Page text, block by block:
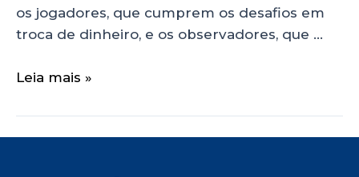
os jogadores, que cumprem os desafios em
troca de dinheiro, e os observadores, que …
Leia mais »